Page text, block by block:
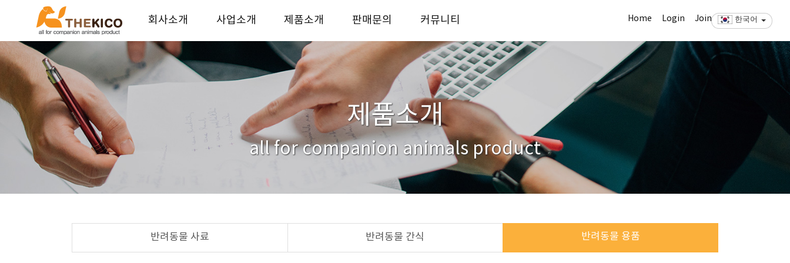
한국어
Home Login Join
회사소개
더키코 회사소개
사업소개
사업안내
제품소개
반려동물 사료
반려동물 간식
반려동물 용품
판매문의
사업자전용 판매처
커뮤니티
KICO story
자료실
문의하기
제품소개
all for companion animals product
반려동물 사료 반려동물 간식 반려동물 용품